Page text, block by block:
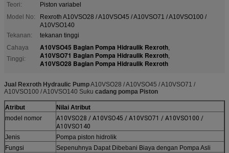
Teori:
Piston variabel
Model No:
Rexroth A10VSO28 / A10VSO45 / A10VSO71 / A10VSO100 /
A10VSO140
Tekanan:
tekanan tinggi
Cahaya
Tinggi:
A10VSO45 Bagian Pompa Hidraulik Rexroth,
A10VSO71 Bagian Pompa Hidraulik Rexroth,
A10VSO28 Bagian Pompa Hidraulik Rexroth
Jual Rexroth Hydraulic PumpA10VSO28 / A10VSO45 / A10VSO71 /
A10VSO100 / A10VSO140 Suku cadang pompa Piston
Atribut
Nilai Atribut
model nomor
A10VSO28 / A10VSO45 / A10VSO71 / A10VSO100 /
A10VSO140
Jenis
Pompa piston hidrolik
Fungsi
Sepenuhnya Dapat Dibebani Biaya dengan Pompa Asli